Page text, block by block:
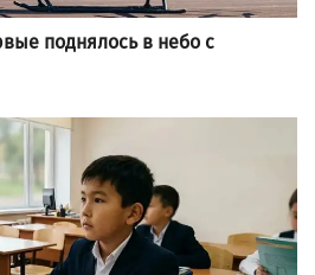
поднялось в небо с